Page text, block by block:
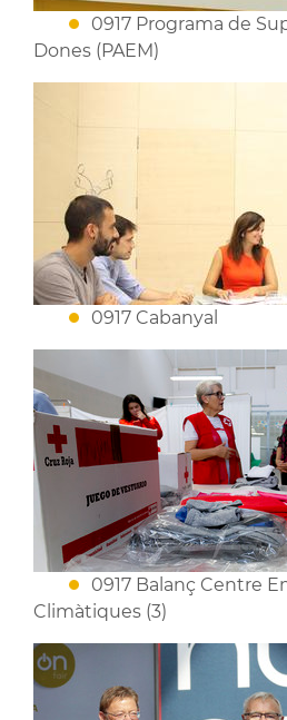
0917 Programa de
Dones (PAEM)
0917 Cabanyal
0917 Balanç Centre
Climàtiques (3)